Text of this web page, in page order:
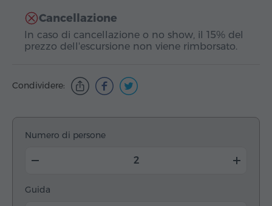
Cancellazione
In caso di cancellazione o no show, il 15% del
prezzo dell'escursione non viene rimborsato.
Condividere:
Numero di persone
Guida